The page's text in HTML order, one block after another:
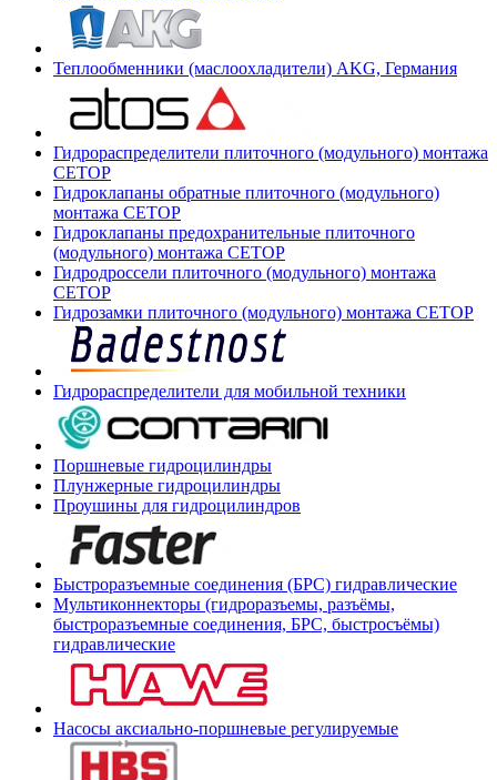
Теплообменники (маслоохладители) AKG, Германия
Гидрораспределители плиточного (модульного) монтажа
СЕТОР
Гидроклапаны обратные плиточного (модульного)
монтажа CETOP
Гидроклапаны предохранительные плиточного
(модульного) монтажа CETOP
Гидродроссели плиточного (модульного) монтажа
CETOP
Гидрозамки плиточного (модульного) монтажа CETOP
Гидрораспределители для мобильной техники
Поршневые гидроцилиндры
Плунжерные гидроцилиндры
Проушины для гидроцилиндров
Быстроразъемные соединения (БРС) гидравлические
Мультиконнекторы (гидроразъемы, разъёмы,
быстроразъемные соединения, БРС, быстросъёмы)
гидравлические
Насосы аксиально-поршневые регулируемые